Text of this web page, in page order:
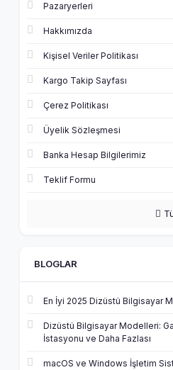
Pazaryerleri
Hakkımızda
Kişisel Veriler Politikası
Kargo Takip Sayfası
Çerez Politikası
Üyelik Sözleşmesi
Banka Hesap Bilgilerimiz
Teklif Formu
BLOGLAR
En İyi 2025 Dizüstü Bilgisayar
Dizüstü Bilgisayar Modelleri:
İstasyonu ve Daha Fazlası
macOS ve Windows İşletim